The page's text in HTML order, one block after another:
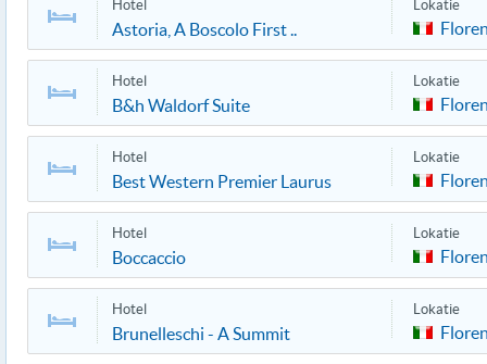
Hotel
Astoria, A Boscolo First ..
Lokatie
Hotel
B&h Waldorf Suite
Lokatie
Hotel
Best Western Premier Laurus
Lokatie
Hotel
Boccaccio
Lokatie
Hotel
Brunelleschi - A Summit
Lokatie